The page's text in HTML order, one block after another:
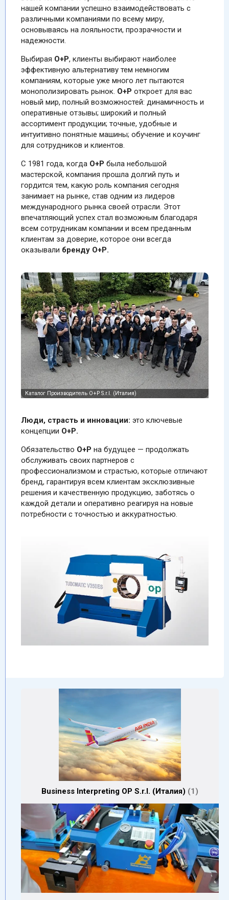
нашей компании успешно взаимодействовать с
различными компаниями по всему миру,
основываясь на лояльности, прозрачности и
надежности.
Выбирая O+P, клиенты выбирают наиболее
эффективную альтернативу тем немногим
компаниям, которые уже много лет пытаются
монополизировать рынок. O+P откроет для вас
новый мир, полный возможностей: динамичность и
оперативные отзывы; широкий и полный
ассортимент продукции; точные, удобные и
интуитивно понятные машины; обучение и коучинг
для сотрудников и клиентов.
С 1981 года, когда O+P была небольшой
мастерской, компания прошла долгий путь и
гордится тем, какую роль компания сегодня
занимает на рынке, став одним из лидеров
международного рынка своей отрасли. Этот
впечатляющий успех стал возможным благодаря
всем сотрудникам компании и всем преданным
клиентам за доверие, которое они всегда
оказывали бренду О+Р.
Люди, страсть и инновации: это ключевые
концепции О+Р.
Обязательство О+Р на будущее — продолжать
обслуживать своих партнеров с
профессионализмом и страстью, которые отличают
бренд, гарантируя всем клиентам эксклюзивные
решения и качественную продукцию, заботясь о
каждой детали и оперативно реагируя на новые
потребности с точностью и аккуратностью.
Business Interpreting OP S.r.l. (Италия) 1